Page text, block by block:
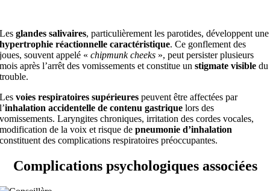
Lesglandes salivaires, particulièrement les parotides, développent une
hypertrophie réactionnelle caractéristique. Ce gonflement des
joues, souvent appelé «chipmunk cheeks », peut persister plusieurs
mois après l’arrêt des vomissements et constitue unstigmate visible du
trouble.
Lesvoies respiratoires supérieures peuvent être affectées par
l’inhalation accidentelle de contenu gastrique lors des
vomissements. Laryngites chroniques, irritation des cordes vocales,
modification de la voix et risque depneumonie d’inhalation
constituent des complications respiratoires préoccupantes.
Complications psychologiques associées